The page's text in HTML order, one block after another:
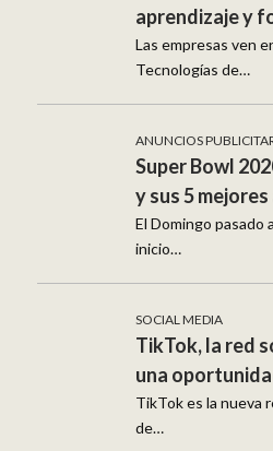
aprendizaje y
Las empresas ven
Tecnologías de…
ANUNCIOS
Super Bowl
y sus 5
El Domingo pasado
inicio…
SOCIAL MEDIA
TikTok, la red
una
TikTok es la nueva
de…